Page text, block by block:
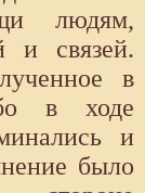
людям,
и связей.
в
в ходе
и
было